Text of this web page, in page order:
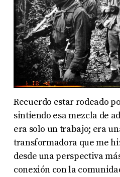
Recuerdo estar rodeado
sintiendo esa mezcla de
era solo un trabajo; era
transformadora que me
desde una perspectiva
conexión con la